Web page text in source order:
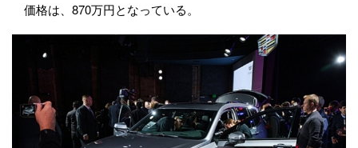
価格は、870万円となっている。